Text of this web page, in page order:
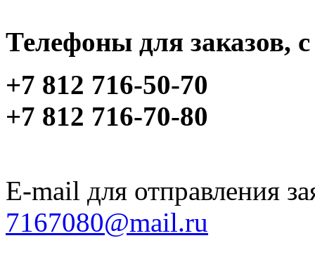
Телефоны для заказов,
+7 812 716-50-70
+7 812 716-70-80
E-mail для отправления
7167080@mail.ru